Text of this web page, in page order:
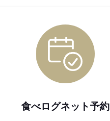
食べログネット予約